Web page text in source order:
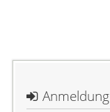
Anmeldung